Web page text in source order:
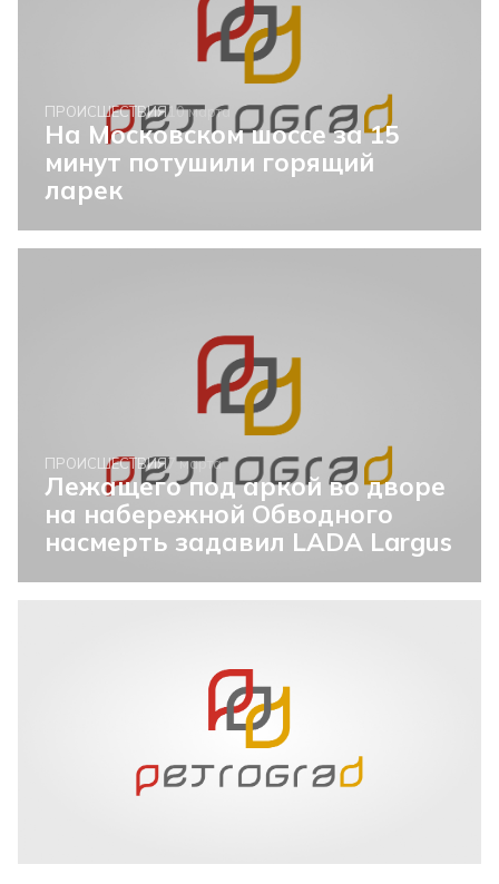
ПРОИСШЕСТВИЯ10 марта
На Московском шоссе за 15
минут потушили горящий
ларек
ПРОИСШЕСТВИЯ7 марта
Лежащего под аркой во дворе
на набережной Обводного
насмерть задавил LADA Largus